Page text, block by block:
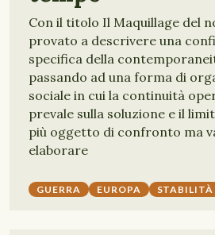
Con il titolo Il Maquillage del
provato a descrivere una
specifica della
passando ad una forma di
sociale in cui la continuità
prevale sulla soluzione e il
più oggetto di confronto ma
elaborare
GUERRA EUROPA STABILITÀ